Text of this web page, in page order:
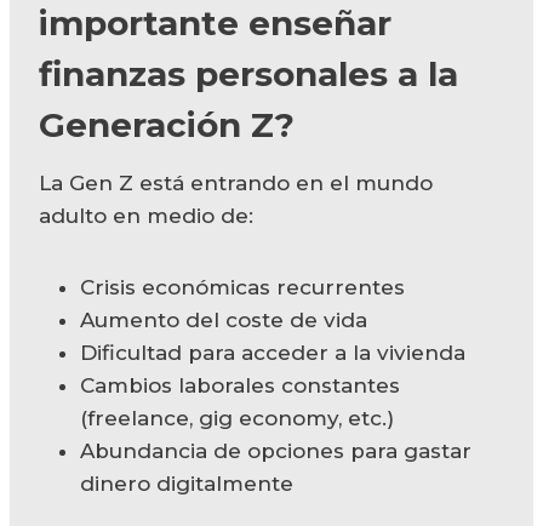
importante enseñar
finanzas personales a la
Generación Z?
La Gen Z está entrando en el mundo
adulto en medio de:
Crisis económicas recurrentes
Aumento del coste de vida
Dificultad para acceder a la vivienda
Cambios laborales constantes
(freelance, gig economy, etc.)
Abundancia de opciones para gastar
dinero digitalmente